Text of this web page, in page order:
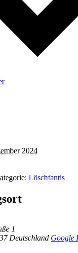
2024
Löschfantis
1
Deutschland Google